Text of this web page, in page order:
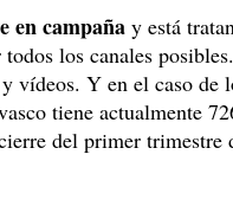
en campaña y está
los canales
vídeos. Y en el caso de
tiene actualmente
del primer trimestre